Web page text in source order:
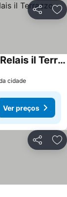
Partilhar
La Togata Hotellerie de Charme Relais il Terrazzo
cidade
Ver preços
Partilhar